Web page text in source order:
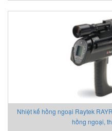
Nhiệt kế hồng ngoại Raytek
hồng ngoại,